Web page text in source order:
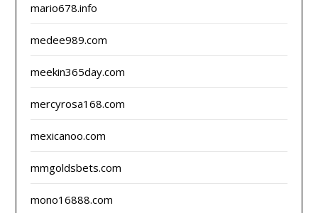
mario678.info
medee989.com
meekin365day.com
mercyrosa168.com
mexicanoo.com
mmgoldsbets.com
mono16888.com